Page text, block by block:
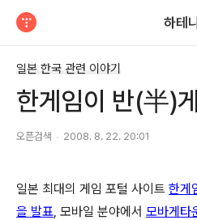
하테
일본 한국 관련 이야기
한게임이 반(半)
오픈검색 2008. 8. 22. 20:01
일본 최대의 게임 포털 사이트 한게
을 발표, 모바일 분야에서 모바게타